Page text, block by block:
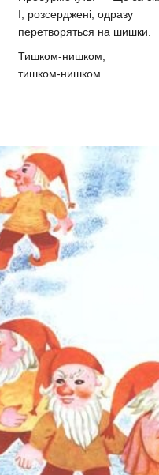
І, розсерджені, одразу
перетворяться на шишки.
Тишком-нишком,
тишком-нишком...